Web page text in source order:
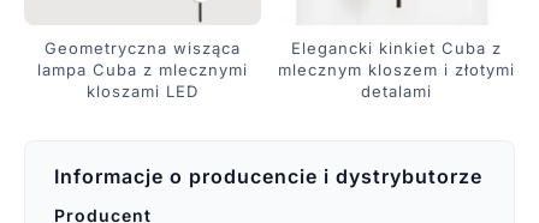
Geometryczna wisząca
lampa Cuba z mlecznymi
kloszami LED
Elegancki kinkiet Cuba z
mlecznym kloszem i złotymi
detalami
Informacje o producencie i dystrybutorze
Producent